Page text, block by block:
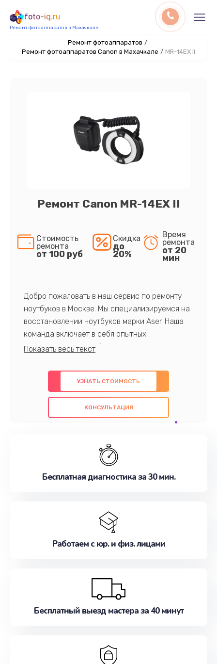
foto-iq.ru
Ремонт фотоаппаратов в Махачкале
Ремонт фотоаппаратов /
Ремонт фотоаппаратов Canon в Махачкале / MR-14EX II
Ремонт Canon MR-14EX II
Стоимость
ремонта
от 100 руб
Скидка
до
20%
Время
ремонта
от 20
мин
Добро пожаловать в наш сервис по ремонту
ноутбуков в Москве. Мы специализируемся на
восстановлении ноутбуков марки Aser. Наша
команда включает в себя опытных
профессионалов с обширными знаниями и
предлагаем быстрый и качественный ремонт с
использованием оригинальных компонентов, а
также гарантируем качество всех
проведенных работ. Наша цель - предоставить
наилучшим образом. Не медлите записаться на
УЗНАТЬ СТОИМОСТЬ
КОНСУЛЬТАЦИЯ
Бесплатная диагностика за 30 мин.
Работаем с юр. и физ. лицами
Бесплатный выезд мастера за 40 минут